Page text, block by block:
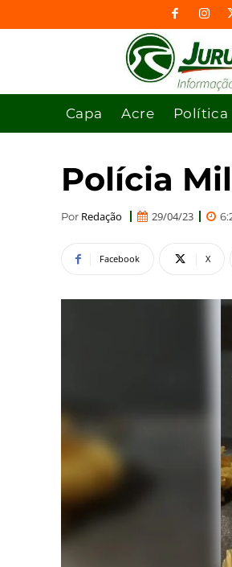
Capa Acre Política
Polícia
Por Redação 29/04/23
Facebook X